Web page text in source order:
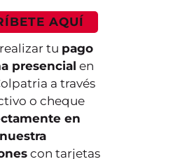
AQUÍ
tu pago
presencial en
a través
o cheque
en
nuestra
con tarjetas